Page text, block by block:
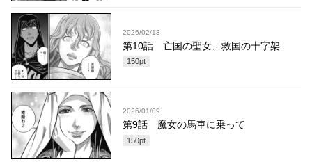
2026/02/13
第10話 亡国の聖女、救国の十字架
150pt
2026/01/09
第9話 魔女の馬車に乗って
150pt